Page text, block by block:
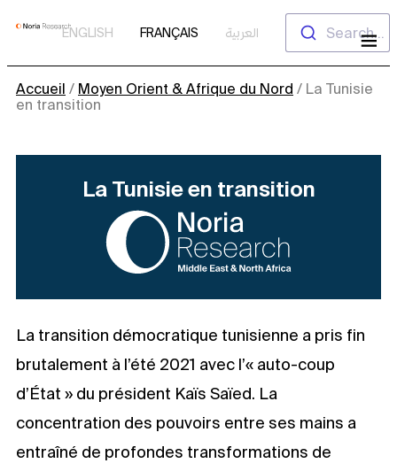
Aller
ENGLISH FRANÇAIS العربية Search...
Accueil / Moyen Orient & Afrique du Nord / La Tunisie
en transition
La Tunisie en transition
La transition démocratique tunisienne a pris fin
brutalement à l’été 2021 avec l’« auto-coup
d’État » du président Kaïs Saïed. La
concentration des pouvoirs entre ses mains a
entraîné de profondes transformations de